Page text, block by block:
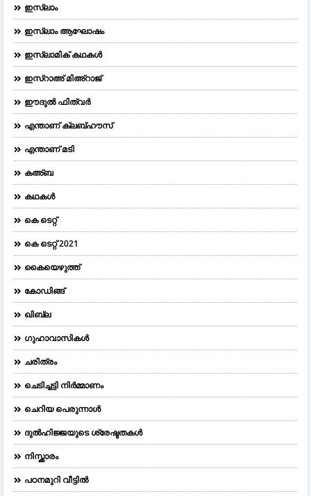
ഇസ്ലാം
ഇസ്ലാം ആഘോഷം
ഇസ്ലാമിക് കഥകൾ
ഇസ്റാഅ് മിഅ്റാജ്
ഈദുല്‍ ഫിത്വര്‍
എന്താണ് ക്ലബ്ഹൗസ്
എന്താണ് മടി
കഅ്ബ
കഥകൾ
കെ ടെറ്റ്
കെ ടെറ്റ് 2021
കൈയെഴുത്ത്
കോഡിങ്ങ്
ഖിബ്‌ല
ഗുഹാവാസികൾ
ചരിത്രം
ചെടിച്ചട്ടി നിർമ്മാണം
ചെറിയ പെരുന്നാള്‍
ദുല്‍ഹിജ്ജയുടെ ശ്രേഷ്ടതകള്‍
നിസ്ക്കാരം
പഠനമുറി വീട്ടിൽ